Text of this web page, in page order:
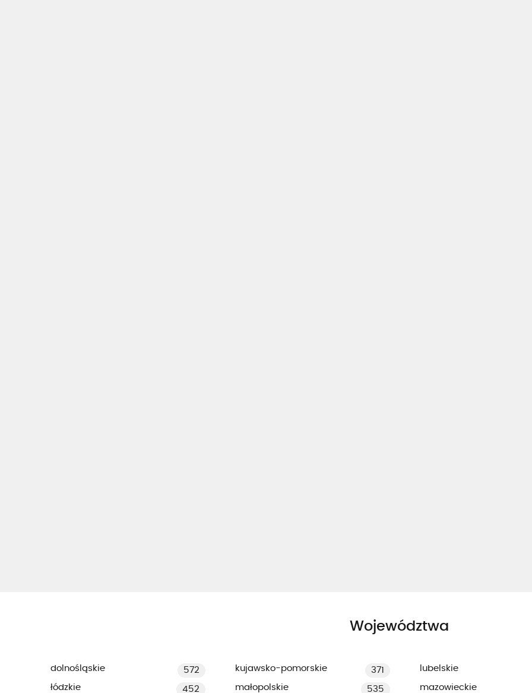
Województwa
dolnośląskie 572 kujawsko-pomorskie 371 lubelskie
łódzkie 452 małopolskie 535 mazowieckie